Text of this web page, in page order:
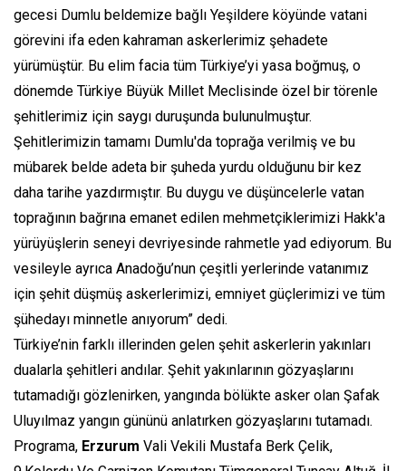
gecesi Dumlu beldemize bağlı Yeşildere köyünde vatani
görevini ifa eden kahraman askerlerimiz şehadete
yürümüştür. Bu elim facia tüm Türkiye’yi yasa boğmuş, o
dönemde Türkiye Büyük Millet Meclisinde özel bir törenle
şehitlerimiz için saygı duruşunda bulunulmuştur.
Şehitlerimizin tamamı Dumlu'da toprağa verilmiş ve bu
mübarek belde adeta bir şuheda yurdu olduğunu bir kez
daha tarihe yazdırmıştır. Bu duygu ve düşüncelerle vatan
toprağının bağrına emanet edilen mehmetçiklerimizi Hakk'a
yürüyüşlerin seneyi devriyesinde rahmetle yad ediyorum. Bu
vesileyle ayrıca Anadoğu’nun çeşitli yerlerinde vatanımız
için şehit düşmüş askerlerimizi, emniyet güçlerimizi ve tüm
şühedayı minnetle anıyorum” dedi.
Türkiye’nin farklı illerinden gelen şehit askerlerin yakınları
dualarla şehitleri andılar. Şehit yakınlarının gözyaşlarını
tutamadığı gözlenirken, yangında bölükte asker olan Şafak
Uluyılmaz yangın gününü anlatırken gözyaşlarını tutamadı.
Programa, Erzurum Vali Vekili Mustafa Berk Çelik,